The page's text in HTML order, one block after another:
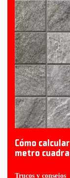
Cómo
metro
Trucos y consejos